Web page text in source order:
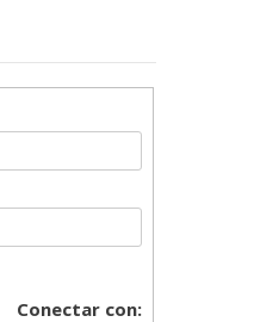
Conectar con: